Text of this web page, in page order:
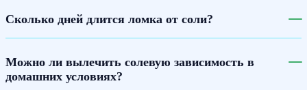
Сколько дней длится ломка от соли?
Можно ли вылечить солевую зависимость в
домашних условиях?